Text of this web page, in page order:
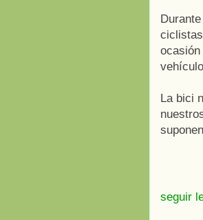
La bici
seguir